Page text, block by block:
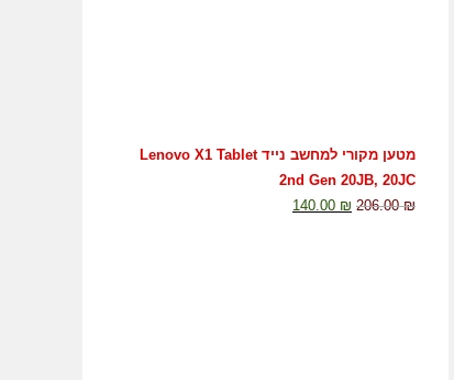
מטען מקורי למחשב נייד Lenovo X1 Tablet
2nd Gen 20JB, 20JC
206.00₪
140.00 ₪